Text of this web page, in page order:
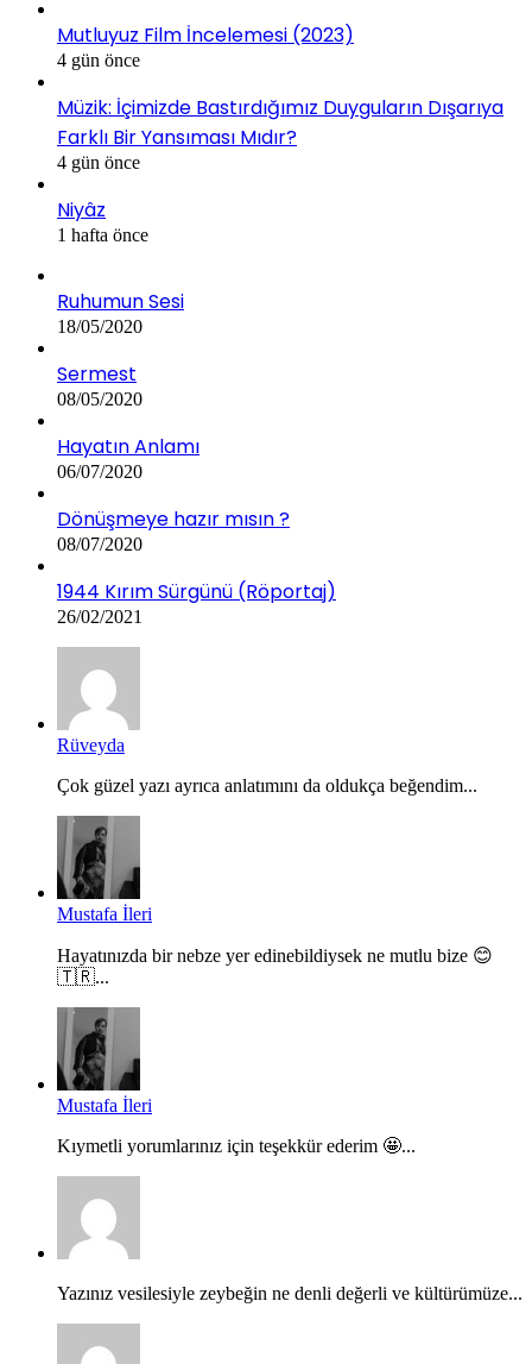
Mutluyuz Film İncelemesi (2023)
4 gün önce
Müzik: İçimizde Bastırdığımız Duyguların Dışarıya
Farklı Bir Yansıması Mıdır?
4 gün önce
Niyâz
1 hafta önce
Ruhumun Sesi
18/05/2020
Sermest
08/05/2020
Hayatın Anlamı
06/07/2020
Dönüşmeye hazır mısın ?
08/07/2020
1944 Kırım Sürgünü (Röportaj)
26/02/2021
Rüveyda
Çok güzel yazı ayrıca anlatımını da oldukça beğendim...
Mustafa İleri
Hayatınızda bir nebze yer edinebildiysek ne mutlu bize 😊
🇹🇷...
Mustafa İleri
Kıymetli yorumlarınız için teşekkür ederim 🤩...
Yazınız vesilesiyle zeybeğin ne denli değerli ve kültürümüze...